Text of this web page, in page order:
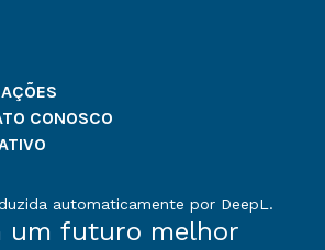
CONOSCO
automaticamente por DeepL.
um futuro melhor